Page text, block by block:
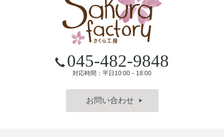
045-482-9848
対応時間：平日10:00－18:00
お問い合わせ ▶